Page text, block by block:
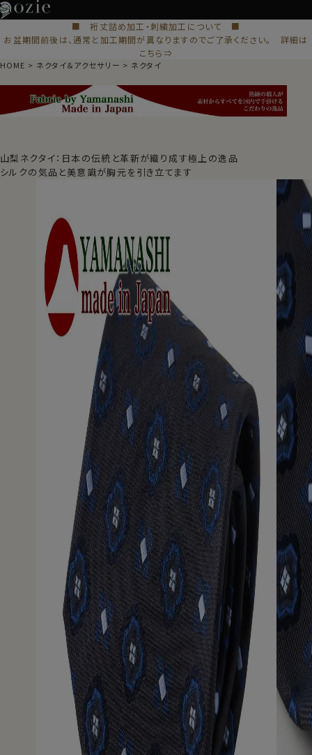
■ 裄丈詰め加工・刺繍加工について ■
お盆期間前後は、通常と加工期間が異なりますのでご了承ください。 詳細は
こちら⇒
HOME ネクタイ＆アクセサリー ネクタイ
山梨ネクタイ：日本の伝統と革新が織り成す極上の逸品
シルクの気品と美意識が胸元を引き立てます